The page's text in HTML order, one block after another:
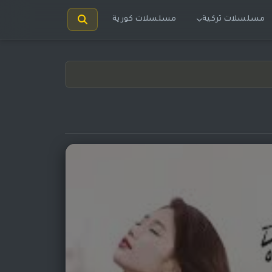
مسلسلات تركية مسلسلات كورية